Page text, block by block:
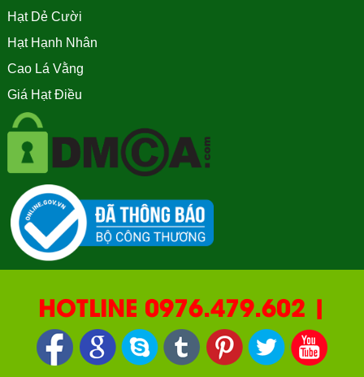
Hạt Dẻ Cười
Hạt Hạnh Nhân
Cao Lá Vằng
Giá Hạt Điều
HOTLINE 0976.479.602 |
090.669.2550 | 0987.877.193